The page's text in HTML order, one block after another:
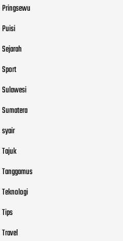
Pringsewu
Puisi
Sejarah
Sport
Sulawesi
Sumatera
syair
Tajuk
Tanggamus
Teknologi
Tips
Travel